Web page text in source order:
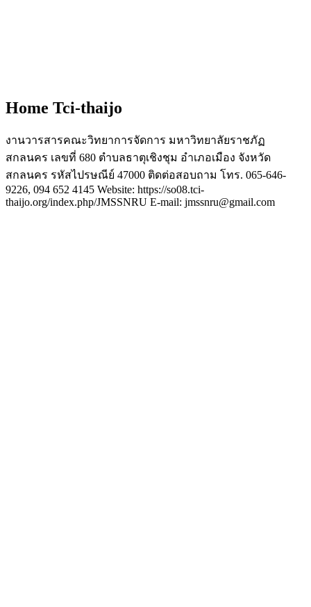
Home Tci-thaijo
งานวารสารคณะวิทยาการจัดการ มหาวิทยาลัยราชภัฏ
สกลนคร เลขที่ 680 ตำบลธาตุเชิงชุม อำเภอเมือง จังหวัด
สกลนคร รหัสไปรษณีย์ 47000 ติดต่อสอบถาม โทร. 065-646-
9226, 094 652 4145 Website: https://so08.tci-
thaijo.org/index.php/JMSSNRU E-mail: jmssnru@gmail.com